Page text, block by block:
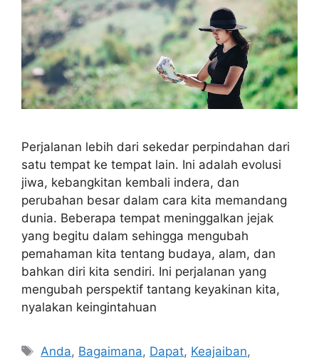
Perjalanan lebih dari sekedar perpindahan dari
satu tempat ke tempat lain. Ini adalah evolusi
jiwa, kebangkitan kembali indera, dan
perubahan besar dalam cara kita memandang
dunia. Beberapa tempat meninggalkan jejak
yang begitu dalam sehingga mengubah
pemahaman kita tentang budaya, alam, dan
bahkan diri kita sendiri. Ini perjalanan yang
mengubah perspektif tantang keyakinan kita,
nyalakan keingintahuan
Tags
Anda, Bagaimana, Dapat, Keajaiban,